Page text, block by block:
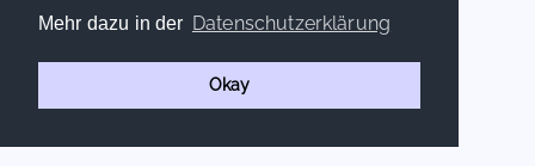
Mehr dazu in der Datenschutzerklärung
Okay